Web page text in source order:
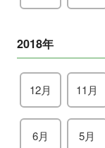
2018年
12月 11月
6月 5月